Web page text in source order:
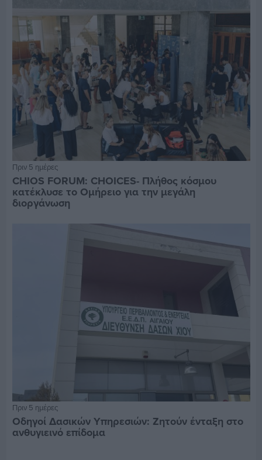
Πριν 5 ημέρες
CHIOS FORUM: CHOICES- Πλήθος κόσμου
κατέκλυσε το Ομήρειο για την μεγάλη
διοργάνωση
Πριν 5 ημέρες
Οδηγοί Δασικών Υπηρεσιών: Ζητούν ένταξη στο
ανθυγιεινό επίδομα